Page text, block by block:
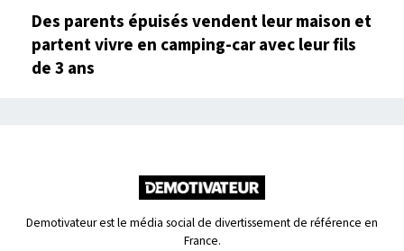
Des parents épuisés vendent leur maison et
partent vivre en camping-car avec leur fils
de 3 ans
Demotivateur est le média social de divertissement de référence en
France.